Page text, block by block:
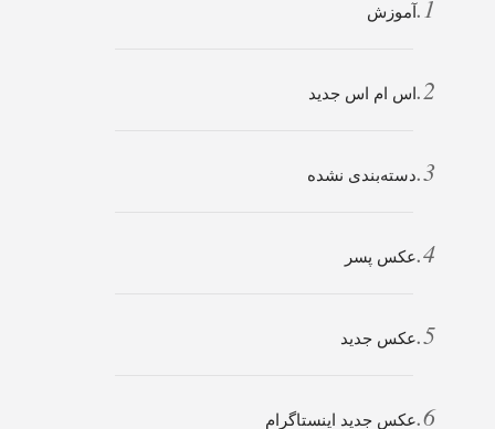
آموزش
اس ام اس جدید
دسته‌بندی نشده
عکس پسر
عکس جدید
عکس جدید اینستاگرام